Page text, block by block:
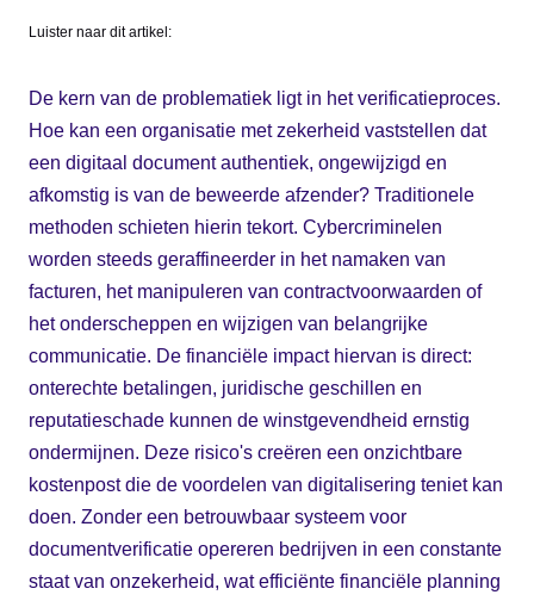
Luister naar dit artikel:
De kern van de problematiek ligt in het verificatieproces.
Hoe kan een organisatie met zekerheid vaststellen dat
een digitaal document authentiek, ongewijzigd en
afkomstig is van de beweerde afzender? Traditionele
methoden schieten hierin tekort. Cybercriminelen
worden steeds geraffineerder in het namaken van
facturen, het manipuleren van contractvoorwaarden of
het onderscheppen en wijzigen van belangrijke
communicatie. De financiële impact hiervan is direct:
onterechte betalingen, juridische geschillen en
reputatieschade kunnen de winstgevendheid ernstig
ondermijnen. Deze risico's creëren een onzichtbare
kostenpost die de voordelen van digitalisering teniet kan
doen. Zonder een betrouwbaar systeem voor
documentverificatie opereren bedrijven in een constante
staat van onzekerheid, wat efficiënte financiële planning